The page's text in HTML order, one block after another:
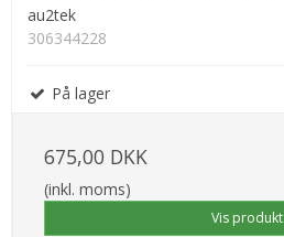
au2tek
306344228
På lager
675,00 DKK
(inkl. moms)
Vis produkt